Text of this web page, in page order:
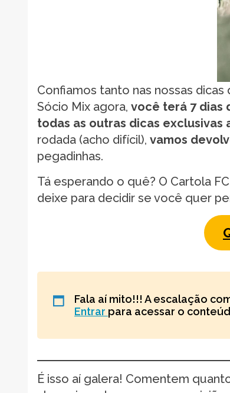
Confiamos tanto nas nossas
Sócio Mix agora, você terá 7 dias
todas as outras dicas exclusivas
rodada (acho difícil), vamos
pegadinhas.
Tá esperando o quê? O Cartola
deixe para decidir se você quer
Fala aí mito!!! A escalação
Entrar para acessar o
É isso aí galera! Comentem